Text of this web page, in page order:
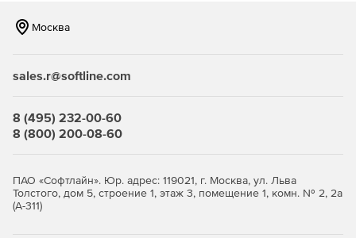
Создание файлов пользовательских журналов для
Мгновенная разгрузка сервера после загрузки файла.
действиях на сервере.
позволяет конфигурировать систему с любого
компьютера, где есть доступ в Интернет.
Пользовательский интерфейс удаленного
Москва
sales.r@softline.com
8 (495) 232-00-60
8 (800) 200-08-60
ПАО «Софтлайн». Юр. адрес: 119021, г. Москва, ул. Льва
Толстого, дом 5, строение 1, этаж 3, помещение 1, комн. № 2, 2а
(А-311)